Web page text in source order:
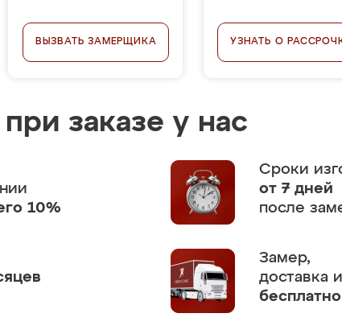
ВЫЗВАТЬ ЗАМЕРЩИКА УЗНАТЬ О
заказе у нас
10%
Сроки
от 7 дней
после
Замер,
доставка
бесплатно